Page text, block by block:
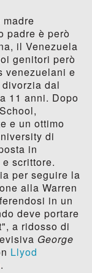
padre è però
il Venezuela
genitori però
venezuelani e
dal
11 anni. Dopo
e un ottimo
di
in
scrittore.
per seguire la
alla Warren
in un
deve portare
a ridosso di
George
Llyod
.